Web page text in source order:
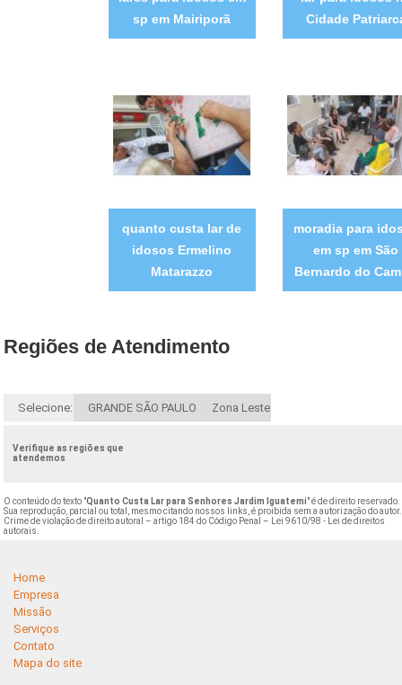
sp em Mairiporã
Cidade
quanto custa lar de
idosos Ermelino
Matarazzo
moradia para
em sp em São
Bernardo do
Regiões de Atendimento
Selecione: GRANDE SÃO PAULO Zona Leste
Verifique as regiões que
atendemos
O conteúdo do texto "Quanto Custa Lar para Senhores Jardim Iguatemi" é de direito reservado.
Sua reprodução, parcial ou total, mesmo citando nossos links, é proibida sem a autorização do autor.
Crime de violação de direito autoral – artigo 184 do Código Penal –
Lei 9610/98 - Lei de direitos
autorais
Home
Empresa
Missão
Serviços
Contato
Mapa do site